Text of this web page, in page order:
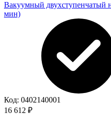
Вакуумный двухступенчатый
мин)
Код: 0402140001
16 612 ₽